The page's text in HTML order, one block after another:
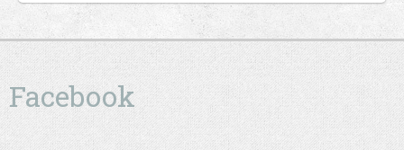
Facebook